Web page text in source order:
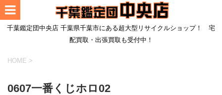
千葉鑑定団中央店 千葉県千葉市にある超大型リサイクルショップ！ 宅
配買取・出張買取も受付中！
HOME >
0607一番くじホロ02